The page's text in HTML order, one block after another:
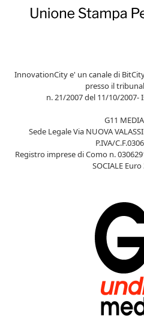
InnovationCity e' un canale di
presso il
n. 21/2007 del 11/10/2007-
G11
Sede Legale Via NUOVA
P.IVA/
Registro imprese di Como n.
SOCIALE Euro